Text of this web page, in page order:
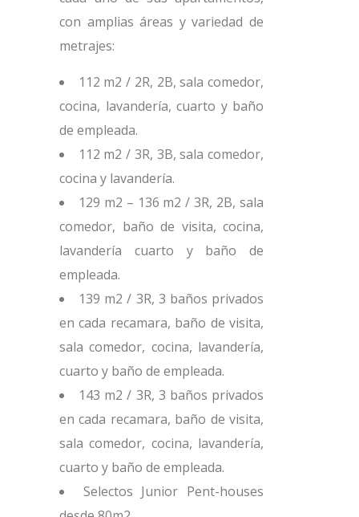
con amplias áreas y variedad de
metrajes:
112 m2 / 2R, 2B, sala comedor,
cocina, lavandería, cuarto y baño
de empleada.
112 m2 / 3R, 3B, sala comedor,
cocina y lavandería.
129 m2 – 136 m2 / 3R, 2B, sala
comedor, baño de visita, cocina,
lavandería cuarto y baño de
empleada.
139 m2 / 3R, 3 baños privados
en cada recamara, baño de visita,
sala comedor, cocina, lavandería,
cuarto y baño de empleada.
143 m2 / 3R, 3 baños privados
en cada recamara, baño de visita,
sala comedor, cocina, lavandería,
cuarto y baño de empleada.
Selectos Junior Pent-houses